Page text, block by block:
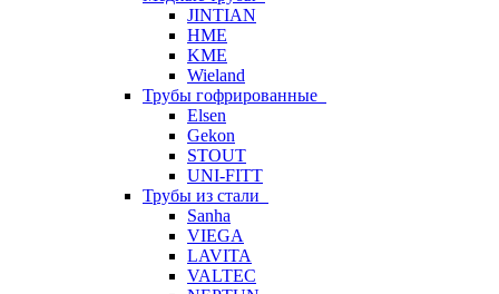
JINTIAN
HME
KME
Wieland
Трубы гофрированные
Elsen
Gekon
STOUT
UNI-FITT
Трубы из стали
Sanha
VIEGA
LAVITA
VALTEC